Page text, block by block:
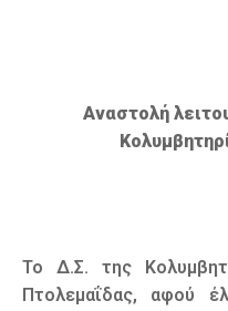
Αναστολή
Το Δ.Σ. της
Πτολεμαΐδας, αφού